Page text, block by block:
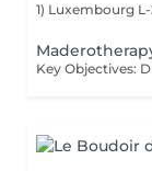
1) Luxembourg L-